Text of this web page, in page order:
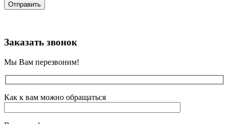
Заказать звонок
Мы Вам перезвоним!
Как к вам можно обращаться